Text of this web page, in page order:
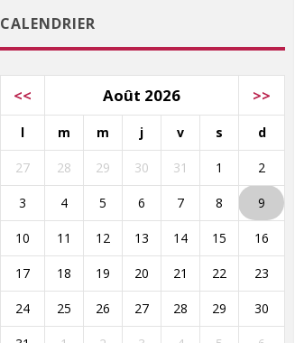
CALENDRIER
<< Août 2026 >>
l m m j v s d
27 28 29 30 31 1 2
3 4 5 6 7 8 9
10 11 12 13 14 15 16
17 18 19 20 21 22 23
24 25 26 27 28 29 30